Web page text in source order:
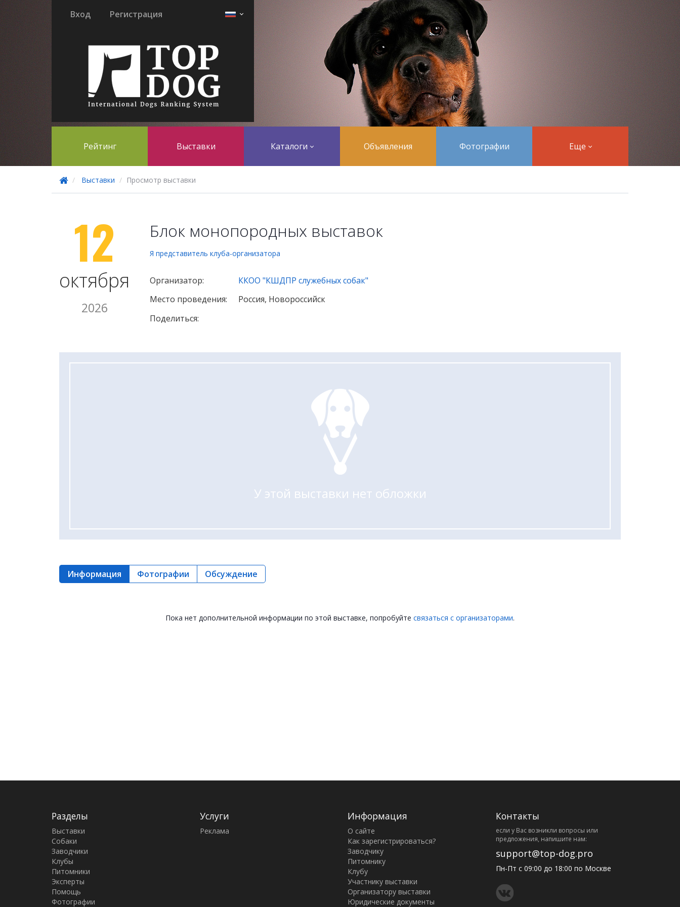
Вход Регистрация
Рейтинг Выставки Каталоги Объявления Фотографии Еще
Выставки Просмотр выставки
12
октября
2026
Блок монопородных выставок
Я представитель клуба-организатора
Организатор:
ККОО "КШДПР служебных собак"
Место проведения:
Россия, Новороссийск
Поделиться:
У этой выставки нет обложки
Информация Фотографии Обсуждение
Пока нет дополнительной информации по этой выставке, попробуйте связаться с организаторами.
Разделы
Выставки
Собаки
Заводчики
Клубы
Питомники
Эксперты
Помощь
Фотографии
Услуги
Реклама
Информация
О сайте
Как зарегистрироваться?
Заводчику
Питомнику
Клубу
Участнику выставки
Организатору выставки
Юридические документы
Контакты
eсли у Вас возникли вопросы или
предложения, напишите нам:
support@top-dog.pro
Пн-Пт с 09:00 до 18:00 по Москве